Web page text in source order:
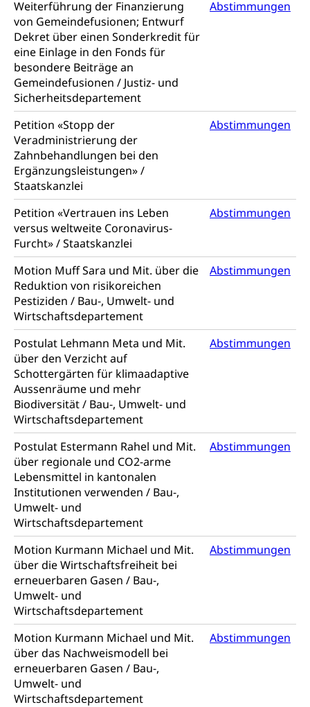
Weiterführung der Finanzierung
von Gemeindefusionen; Entwurf
Dekret über einen Sonderkredit für
eine Einlage in den Fonds für
besondere Beiträge an
Gemeindefusionen / Justiz- und
Sicherheitsdepartement
Abstimmungen
Petition «Stopp der
Veradministrierung der
Zahnbehandlungen bei den
Ergänzungsleistungen» /
Staatskanzlei
Abstimmungen
Petition «Vertrauen ins Leben
versus weltweite Coronavirus-
Furcht» / Staatskanzlei
Abstimmungen
Motion Muff Sara und Mit. über die
Reduktion von risikoreichen
Pestiziden / Bau-, Umwelt- und
Wirtschaftsdepartement
Abstimmungen
Postulat Lehmann Meta und Mit.
über den Verzicht auf
Schottergärten für klimaadaptive
Aussenräume und mehr
Biodiversität / Bau-, Umwelt- und
Wirtschaftsdepartement
Abstimmungen
Postulat Estermann Rahel und Mit.
über regionale und CO2-arme
Lebensmittel in kantonalen
Institutionen verwenden / Bau-,
Umwelt- und
Wirtschaftsdepartement
Abstimmungen
Motion Kurmann Michael und Mit.
über die Wirtschaftsfreiheit bei
erneuerbaren Gasen / Bau-,
Umwelt- und
Wirtschaftsdepartement
Abstimmungen
Motion Kurmann Michael und Mit.
über das Nachweismodell bei
erneuerbaren Gasen / Bau-,
Umwelt- und
Wirtschaftsdepartement
Abstimmungen
Umgang mit Beschwerden (Volksschulen)
Beschwerde Strassenverkehrsamt
Beschwerdestelle Spitäler
Schlichtungsstelle SEG
Rassismus
Diskriminierung, Fremdenfeindlichkeit,
Gleichberechtigung
Anlaufstelle Schutz vor Diskriminierung
(fabia)
Schutz vor Diskriminierung
Strafregister und Strafverfahren
Strafrecht, Strafrechtspflege, Gerichtsverfahren,
Strafregistereintrag, Strafregisterauszug,
Kriminalität
Strafverfahren Staatsanwaltschaft
Strafregisterauszug bestellen (EJPD)
Vormundschaft
Vormund, Amtsvormund, Mündel,
Vormundschaftsbehörde, Kindesschutz,
Jugendschutz
Kindes- und Erwachsenenschutz KESB
Kindes- und Erwachsenenschutzbehörden im
Kanton Luzern
Umwelt und Bauen
Abfall
Abfallentsorgung, Kehrichtabfuhr, Müllabfuhr
Abfall und Entsorgung
Gemeindeverbände für Abfallentsorgung
Boden, Natur und Landschaft
Bodenschutz, Landschaftsschutz, Gewässerschutz,
Naturschutz, Umweltschutz
Natur (Dienststelle Landwirtschaft und
Wald)
Natur- und Lanschaftsschutz (GEO-Portal
rawi)
Chemie und Gifte
Giftabfälle, Giftmüll, Schadstoffe, Giftstoffe, Störfall
Sonderabfälle und Gifte (Umweltberatung
Luzern)
Eigentum
Liegenschaft, Immobilie, Grundstück
ÖREB-Kataster
Grundeigentümerabfrage
Energie
Strom, Energieversorgung, Stromversorgung,
Energieverbrauch, Stromverbrauch, Energiequelle,
Windenergie, Wasserkraft, Sonnenenergie, fossile
Energie, erneuerbare Energie, Biomasse
Energiefachstellenkonferenz Zentralschweiz
Grundbuch
Grundbucheintrag, Grundbuchamt,
Grundeigentum, Grundstück
Grundbuch
Luft und Klima